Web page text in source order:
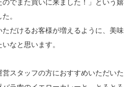
のでまた買いに来ました！」という嬉
。
だけるお客様が増えるように、 美味
なと思います。
スタッフの方におすすめいただいた